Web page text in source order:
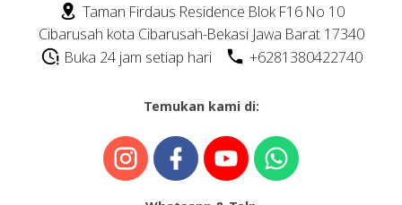
Sprunki Mods
Taman Firdaus Residence Blok F16 No 10
Cibarusah kota Cibarusah-Bekasi Jawa Barat 17340
Buka 24 jam setiap hari
+6281380422740
Temukan kami di: